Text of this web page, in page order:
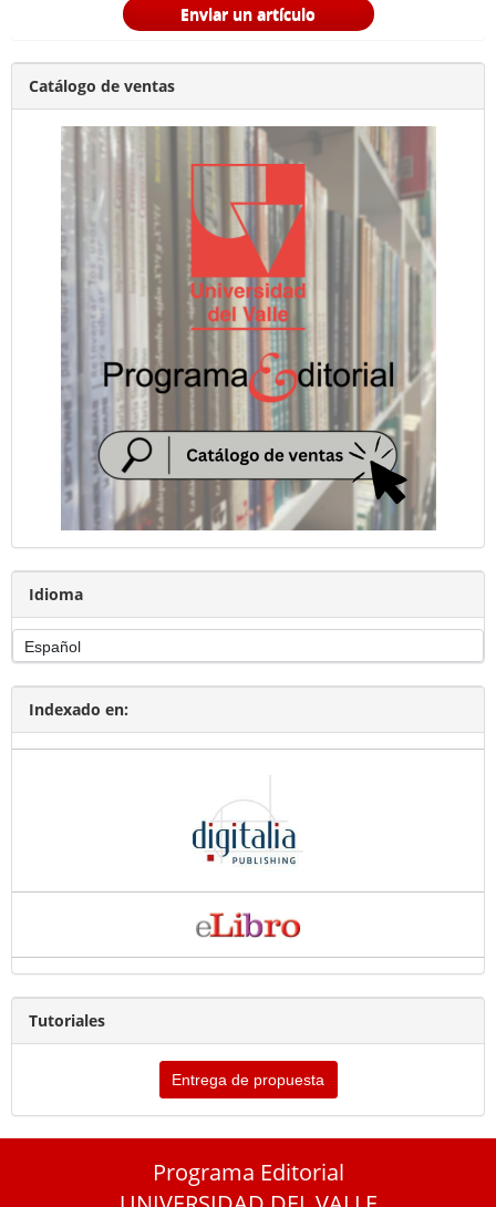
Enviar un artículo
Catálogo de ventas
Idioma
Indexado en:
Tutoriales
Entrega de propuesta
Programa Editorial